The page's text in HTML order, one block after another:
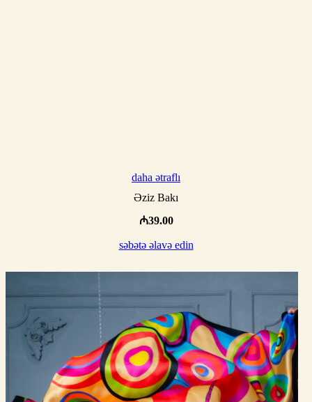
daha ətraflı
Əziz Bakı
₼39.00
səbətə əlavə edin